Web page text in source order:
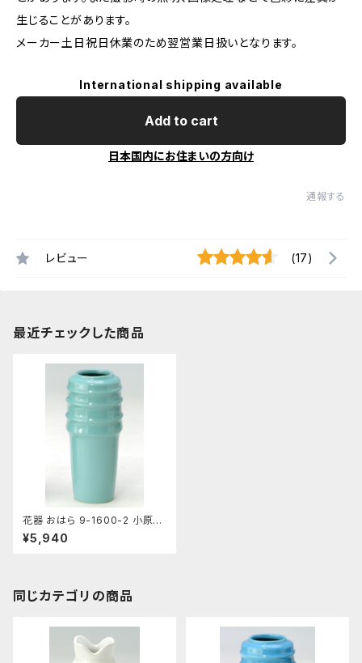
生じることがあります。
メーカー土日祝日休業のため翌営業日扱いとなります。
International shipping available
Add to cart
日本国内にお住まいの方向け
通報する
レビュー (17)
最近チェックした商品
花器 おはら 9-1600-2 小原投
入 青磁 花瓶 フラワーベース
¥5,940
同じカテゴリの商品